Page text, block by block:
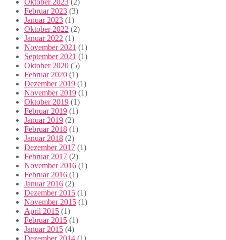
Februar 2023 (3)
Januar 2023 (1)
Oktober 2022 (2)
Januar 2022 (1)
November 2021 (1)
September 2021 (1)
Oktober 2020 (5)
Februar 2020 (1)
Dezember 2019 (1)
November 2019 (1)
Oktober 2019 (1)
Februar 2019 (1)
Januar 2019 (2)
Februar 2018 (1)
Januar 2018 (2)
Dezember 2017 (1)
Februar 2017 (2)
November 2016 (1)
Februar 2016 (1)
Januar 2016 (2)
Dezember 2015 (1)
November 2015 (1)
April 2015 (1)
Februar 2015 (1)
Januar 2015 (4)
Dezember 2014 (1)